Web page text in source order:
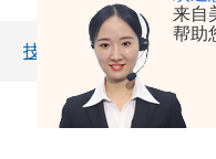
来自
帮助
技术文章